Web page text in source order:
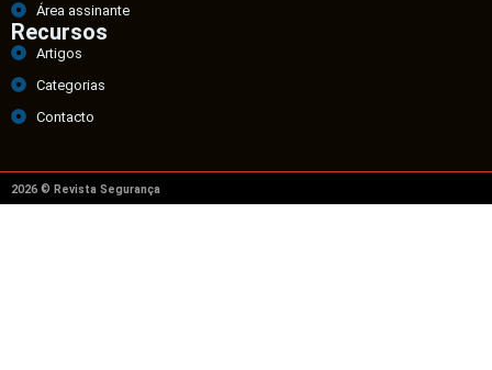
Área assinante
Recursos
Artigos
Categorias
Contacto
2026 © Revista Segurança